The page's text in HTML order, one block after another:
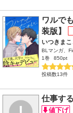
ワルで
装版】
いつきまこ
BLマンガ、
1巻
850pt
投稿数13件
仕事す